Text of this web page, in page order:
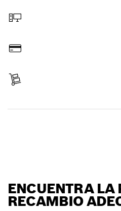
ENCUENTRA LA
RECAMBIO